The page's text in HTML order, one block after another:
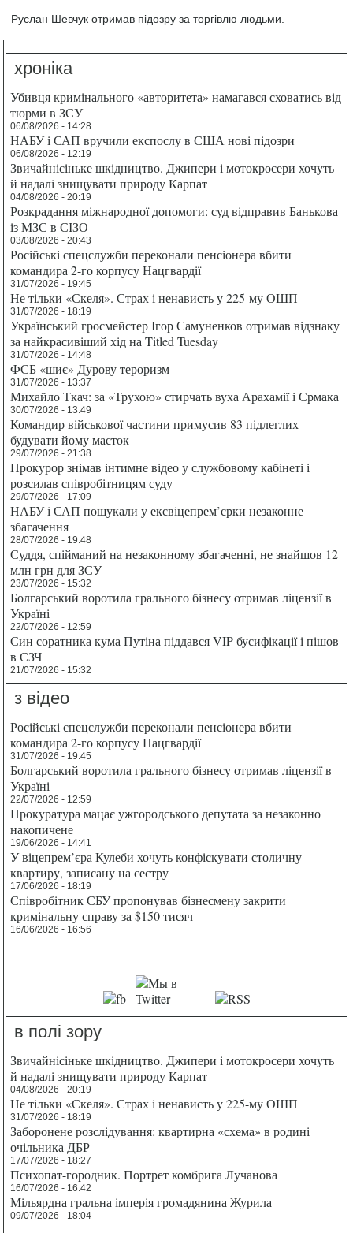
Руслан Шевчук отримав підозру за торгівлю людьми.
хроніка
Убивця кримінального «авторитета» намагався сховатись від
тюрми в ЗСУ
06/08/2026 - 14:28
НАБУ і САП вручили експослу в США нові підозри
06/08/2026 - 12:19
Звичайнісіньке шкідництво. Джипери і мотокросери хочуть
й надалі знищувати природу Карпат
04/08/2026 - 20:19
Розкрадання міжнародної допомоги: суд відправив Банькова
із МЗС в СІЗО
03/08/2026 - 20:43
Російські спецслужби переконали пенсіонера вбити
командира 2-го корпусу Нацгвардії
31/07/2026 - 19:45
Не тільки «Скеля». Страх і ненависть у 225-му ОШП
31/07/2026 - 18:19
Український гросмейстер Ігор Самуненков отримав відзнаку
за найкрасивіший хід на Titled Tuesday
31/07/2026 - 14:48
ФСБ «шиє» Дурову тероризм
31/07/2026 - 13:37
Михайло Ткач: за «Трухою» стирчать вуха Арахамії і Єрмака
30/07/2026 - 13:49
Командир військової частини примусив 83 підлеглих
будувати йому маєток
29/07/2026 - 21:38
Прокурор знімав інтимне відео у службовому кабінеті і
розсилав співробітницям суду
29/07/2026 - 17:09
НАБУ і САП пошукали у ексвіцепрем’єрки незаконне
збагачення
28/07/2026 - 19:48
Суддя, спійманий на незаконному збагаченні, не знайшов 12
млн грн для ЗСУ
23/07/2026 - 15:32
Болгарський воротила грального бізнесу отримав ліцензії в
Україні
22/07/2026 - 12:59
Син соратника кума Путіна піддався VIP-бусифікації і пішов
в СЗЧ
21/07/2026 - 15:32
з відео
Російські спецслужби переконали пенсіонера вбити
командира 2-го корпусу Нацгвардії
31/07/2026 - 19:45
Болгарський воротила грального бізнесу отримав ліцензії в
Україні
22/07/2026 - 12:59
Прокуратура мацає ужгородського депутата за незаконно
накопичене
19/06/2026 - 14:41
У віцепрем’єра Кулеби хочуть конфіскувати столичну
квартиру, записану на сестру
17/06/2026 - 18:19
Співробітник СБУ пропонував бізнесмену закрити
кримінальну справу за $150 тисяч
16/06/2026 - 16:56
в полі зору
Звичайнісіньке шкідництво. Джипери і мотокросери хочуть
й надалі знищувати природу Карпат
04/08/2026 - 20:19
Не тільки «Скеля». Страх і ненависть у 225-му ОШП
31/07/2026 - 18:19
Заборонене розслідування: квартирна «схема» в родині
очільника ДБР
17/07/2026 - 18:27
Психопат-городник. Портрет комбрига Лучанова
16/07/2026 - 16:42
Мільярдна гральна імперія громадянина Журила
09/07/2026 - 18:04